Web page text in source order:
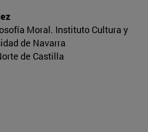
Moral. Instituto Cultura y
de Navarra
de Castilla